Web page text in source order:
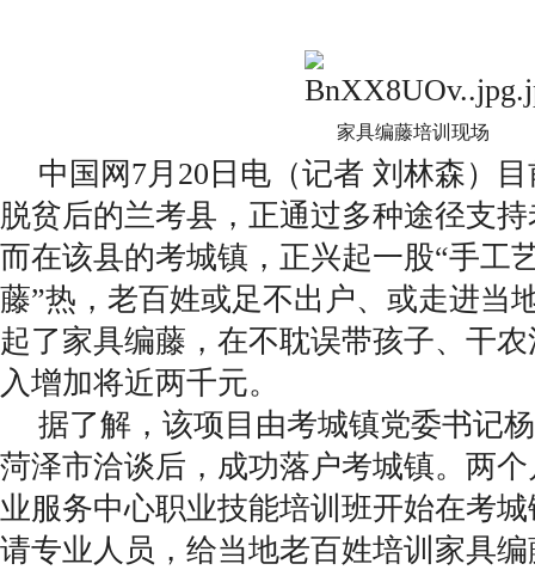
家具编藤培训现场
中国网7月20日电（记者 刘林森）
脱贫后的兰考县，正通过多种途径支
而在该县的考城镇，正兴起一股“手工
藤”热，老百姓或足不出户、或走进当
起了家具编藤，在不耽误带孩子、干
入增加将近两千元。
据了解，该项目由考城镇党委书记
菏泽市洽谈后，成功落户考城镇。两
业服务中心职业技能培训班开始在考
请专业人员，给当地老百姓培训家具